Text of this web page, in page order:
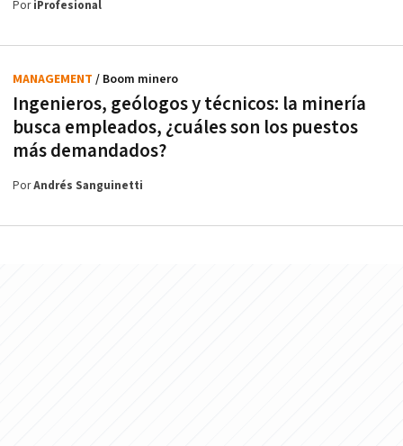
PoriProfesional
Ingenieros, geólogos y técnicos: la minería
busca empleados, ¿cuáles son los puestos
más demandados?
MANAGEMENT / Boom minero
PorAndrés Sanguinetti